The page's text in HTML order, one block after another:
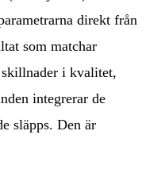
direkt från
som matchar
i kvalitet,
integrerar de
släpps. Den är